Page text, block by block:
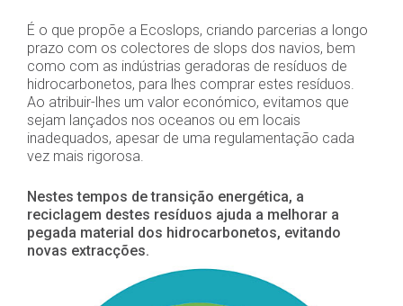
É o que propõe a Ecoslops, criando parcerias a longo
prazo com os colectores de slops dos navios, bem
como com as indústrias geradoras de resíduos de
hidrocarbonetos, para lhes comprar estes resíduos.
Ao atribuir-lhes um valor económico, evitamos que
sejam lançados nos oceanos ou em locais
inadequados, apesar de uma regulamentação cada
vez mais rigorosa.
Nestes tempos de transição energética, a
reciclagem destes resíduos ajuda a melhorar a
pegada material dos hidrocarbonetos, evitando
novas extracções.